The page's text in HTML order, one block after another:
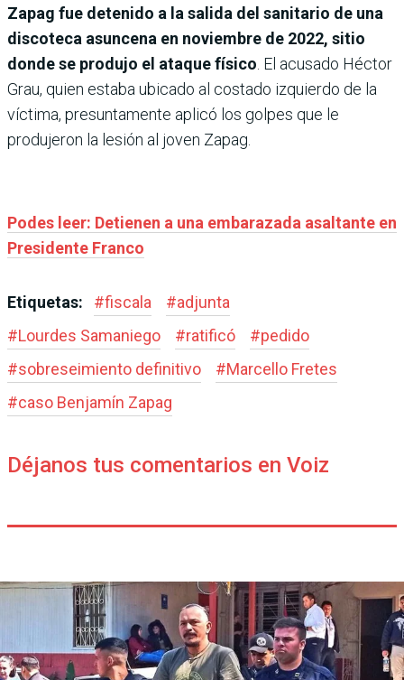
Zapag fue detenido a la salida del sanitario de una
discoteca asuncena en noviembre de 2022, sitio
donde se produjo el ataque físico . El acusado Héctor
Grau, quien estaba ubicado al costado izquierdo de la
víctima, presuntamente aplicó los golpes que le
produjeron la lesión al joven Zapag.
Podes leer: Detienen a una embarazada asaltante en
Presidente Franco
Etiquetas: #fiscala #adjunta
#Lourdes Samaniego #ratificó #pedido
#sobreseimiento definitivo #Marcello Fretes
#caso Benjamín Zapag
Déjanos tus comentarios en Voiz